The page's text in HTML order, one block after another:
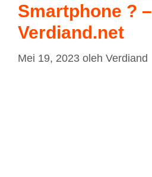
Smartphone ? –
Verdiand.net
Mei 19, 2023 oleh Verdiand